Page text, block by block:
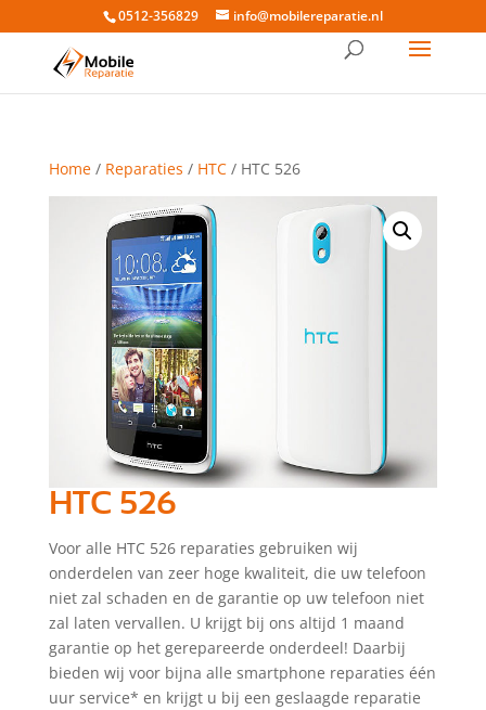
0512-356829 info@mobilereparatie.nl
Home/ Reparaties / HTC/ HTC 526
HTC 526
Voor alle HTC 526 reparaties gebruiken wij
onderdelen van zeer hoge kwaliteit, die uw telefoon
niet zal schaden en de garantie op uw telefoon niet
zal laten vervallen. U krijgt bij ons altijd 1 maand
garantie op het gerepareerde onderdeel! Daarbij
bieden wij voor bijna alle smartphone reparaties één
uur service* en krijgt u bij een geslaagde reparatie